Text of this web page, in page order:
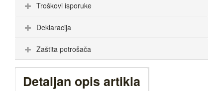
Troškovi isporuke
Deklaracija
Zaštita potrošača
Detaljan opis artikla